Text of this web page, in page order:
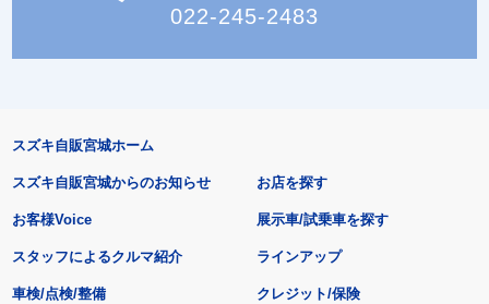
022-245-2483
スズキ自販宮城ホーム
スズキ自販宮城からのお知らせ
お客様Voice
スタッフによるクルマ紹介
お店を探す
展示車/試乗車を探す
ラインアップ
車検/点検/整備 クレジット/保険